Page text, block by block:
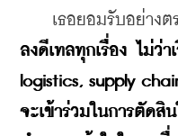
เธอยอมรับอย่างตร
ลงดีเทลทุกเรื่อง ไม่ว่
logistics, supply
จะเข้าร่วมในการตัดสิ